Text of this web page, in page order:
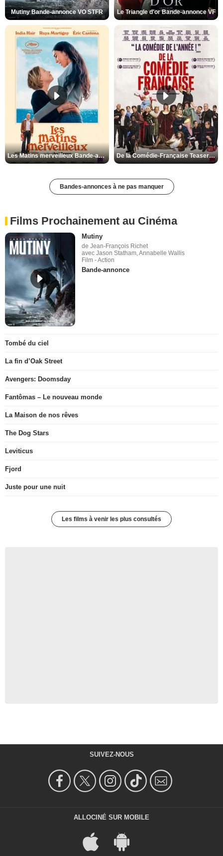
Mutiny Bande-annonce VO STFR Le Triangle d'or Bande-annonce VF
Les Matins merveilleux Bande-annonce VF De la Comédie-Française Teaser VF
Bandes-annonces à ne pas manquer
Films Prochainement au Cinéma
Mutiny
de Jean-François Richet
avec Jason Statham, Annabelle Wallis
Film - Action
Bande-annonce
Tombé du ciel
La fin d’Oak Street
Avengers: Doomsday
Fantômas – Le nouveau monde
La Maison de nos rêves
The Dog Stars
Leviticus
Fjord
Juste pour une nuit
Les films à venir les plus consultés
SUIVEZ-NOUS
ALLOCINÉ SUR MOBILE